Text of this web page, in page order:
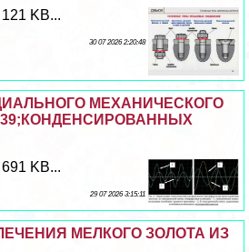
KB...
30 07 2026 2:20:48
МЕХАНИЧЕСКОГО
KB...
29 07 2026 3:15:11
МЕЛКОГО ЗОЛОТА ИЗ